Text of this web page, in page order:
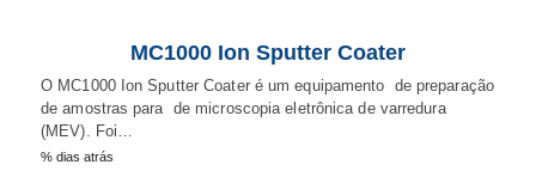
MC1000 Ion Sputter Coater
O MC1000 Ion Sputter Coater é um equipamento de preparação
de amostras para de microscopia eletrônica de varredura
(MEV). Foi…
% dias atrás